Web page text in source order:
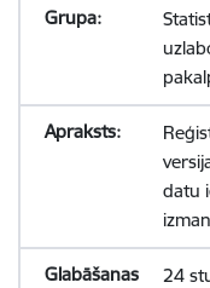
datu
24